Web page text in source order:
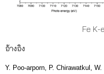
Fe K-
อ้างอิง
Y. Poo-arporn, P. Chirawatkul,